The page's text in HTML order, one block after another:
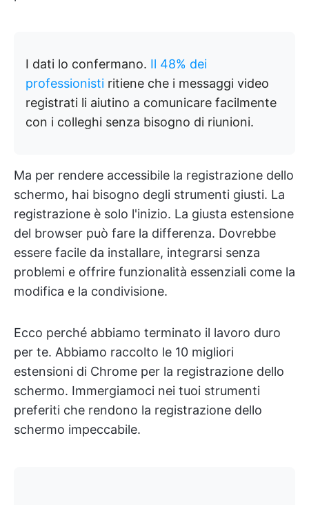
I dati lo confermano. Il 48% dei
professionisti ritiene che i messaggi video
registrati li aiutino a comunicare facilmente
con i colleghi senza bisogno di riunioni.
Ma per rendere accessibile la registrazione dello
schermo, hai bisogno degli strumenti giusti. La
registrazione è solo l'inizio. La giusta estensione
del browser può fare la differenza. Dovrebbe
essere facile da installare, integrarsi senza
problemi e offrire funzionalità essenziali come la
modifica e la condivisione.
Ecco perché abbiamo terminato il lavoro duro
per te. Abbiamo raccolto le 10 migliori
estensioni di Chrome per la registrazione dello
schermo. Immergiamoci nei tuoi strumenti
preferiti che rendono la registrazione dello
schermo impeccabile.